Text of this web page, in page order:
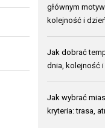
głównym
kolejność i
Jak dobrać
dnia, kolejność
Jak wybrać
kryteria: trasa,